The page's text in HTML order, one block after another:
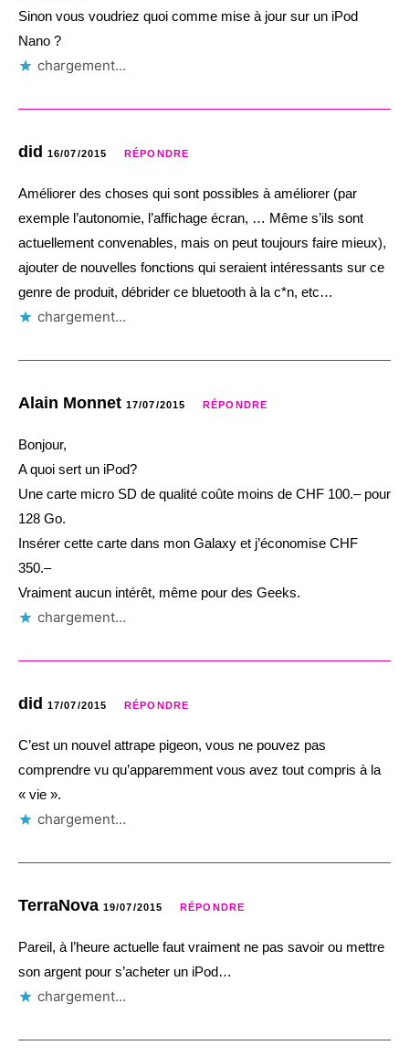
Sinon vous voudriez quoi comme mise à jour sur un iPod
Nano ?
chargement…
did 16/07/2015 RÉPONDRE
Améliorer des choses qui sont possibles à améliorer (par
exemple l’autonomie, l’affichage écran, … Même s’ils sont
actuellement convenables, mais on peut toujours faire mieux),
ajouter de nouvelles fonctions qui seraient intéressants sur ce
genre de produit, débrider ce bluetooth à la c*n, etc…
chargement…
Alain Monnet 17/07/2015 RÉPONDRE
Bonjour,
A quoi sert un iPod?
Une carte micro SD de qualité coûte moins de CHF 100.– pour
128 Go.
Insérer cette carte dans mon Galaxy et j’économise CHF
350.–
Vraiment aucun intérêt, même pour des Geeks.
chargement…
did 17/07/2015 RÉPONDRE
C’est un nouvel attrape pigeon, vous ne pouvez pas
comprendre vu qu’apparemment vous avez tout compris à la
« vie ».
chargement…
TerraNova 19/07/2015 RÉPONDRE
Pareil, à l’heure actuelle faut vraiment ne pas savoir ou mettre
son argent pour s’acheter un iPod…
chargement…